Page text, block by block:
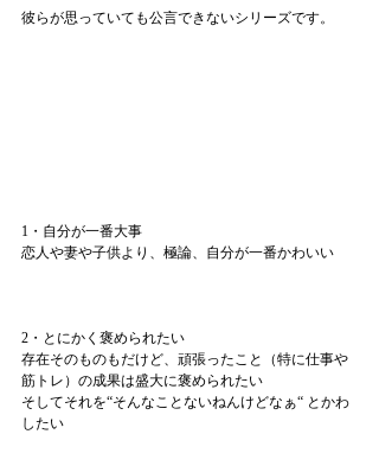
彼らが思っていても公言できないシリーズです。
1・自分が一番大事
恋人や妻や子供より、極論、自分が一番かわいい
2・とにかく褒められたい
存在そのものもだけど、頑張ったこと（特に仕事や
筋トレ）の成果は盛大に褒められたい
そしてそれを“そんなことないねんけどなぁ“ とかわ
したい